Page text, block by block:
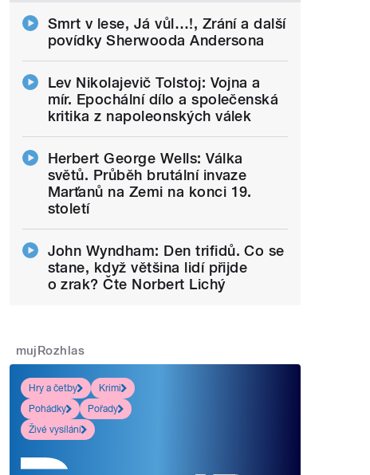
Smrt v lese, Já vůl…!, Zrání a další
povídky Sherwooda Andersona
Lev Nikolajevič Tolstoj: Vojna a
mír. Epochální dílo a společenská
kritika z napoleonských válek
Herbert George Wells: Válka
světů. Průběh brutální invaze
Marťanů na Zemi na konci 19.
století
John Wyndham: Den trifidů. Co se
stane, když většina lidí přijde
o zrak? Čte Norbert Lichý
mujRozhlas
Hry a četby
Krimi
Pohádky
Pořady
Živé vysílání